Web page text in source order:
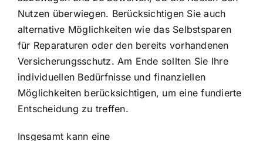
Nutzen überwiegen. Berücksichtigen Sie auch
alternative Möglichkeiten wie das Selbstsparen
für Reparaturen oder den bereits vorhandenen
Versicherungsschutz. Am Ende sollten Sie Ihre
individuellen Bedürfnisse und finanziellen
Möglichkeiten berücksichtigen, um eine fundierte
Entscheidung zu treffen.
Insgesamt kann eine